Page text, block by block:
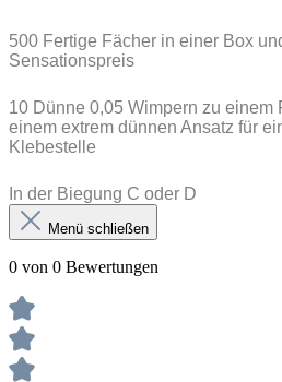
500 Fertige Fächer in einer Box
Sensationspreis
10 Dünne 0,05 Wimpern zu einem
einem extrem dünnen Ansatz für
Klebestelle
In der Biegung C oder D
Menü schließen
0 von 0 Bewertungen